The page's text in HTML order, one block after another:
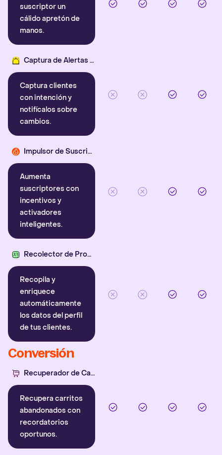
suscriptor un
cálido apretón de
manos.
Captura de Alertas Inteligentes
Captura clientes
con intención y
notifícalos sobre
cambios.
Impulsor de Suscriptores
Aumenta
suscriptores con
incentivos y
activadores
inteligentes.
Recolector de Propiedades
Recopila y
enriquece
automáticamente
los datos del perfil
de tus clientes.
Conversión
Recuperador de Carritos
Recupera carritos
abandonados con
recordatorios
oportunos.